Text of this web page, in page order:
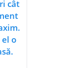
cât
el o